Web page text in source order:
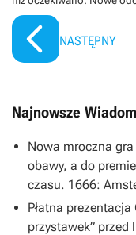
trzymających w napięciu
Kulawych koni mają teaser
premiery
NASTĘPNY
Najnowsze
Nowa mroczna gra
obawy, a do
czasu. 1666:
Płatna
przystawek”